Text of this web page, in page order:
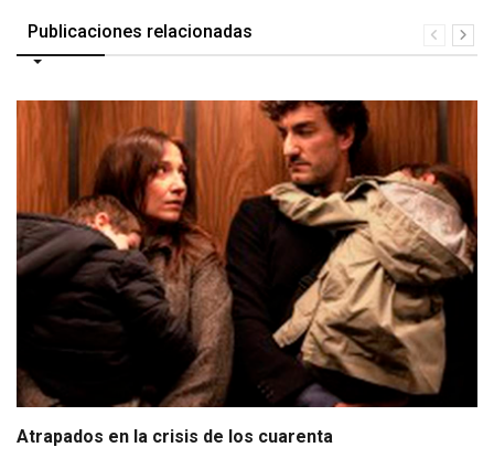
Publicaciones relacionadas
Atrapados en la crisis de los cuarenta